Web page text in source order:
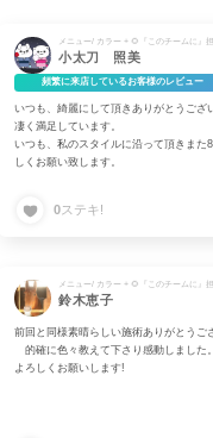
小太刀 照美
頻繁に来店しているお客様のレビュー
いつも、綺麗にして頂きありがとうござ
凄く満足しています。
いつも、私のスタイルに沿って頂きまた
しくお願い致します。
0ステキ!
鈴木恵子
前回と同様素晴らしい施術ありがとうご
的確に色々教えて下さり感動しました
よろしくお願いします!